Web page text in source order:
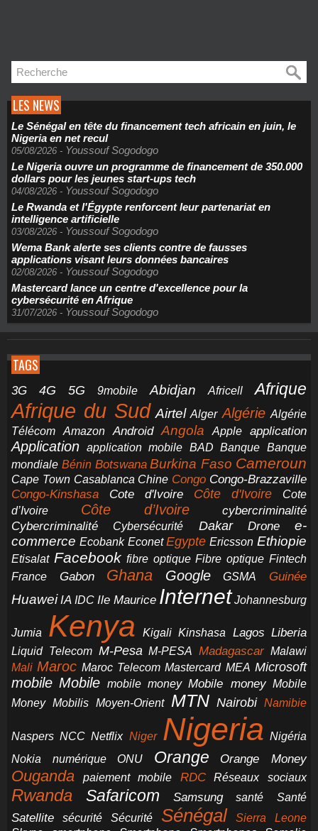
LES NEWS
Le Sénégal en tête du financement tech africain en juin, le
Nigeria en net recul
05/08/2026 - Youssouf Sogodogo
Le Nigeria ouvre un programme de financement de 350.000
dollars pour les jeunes start-ups tech
04/08/2026 - Youssouf Sogodogo
Le Rwanda et l'Égypte renforcent leur partenariat en
intelligence artificielle
03/08/2026 - Youssouf Sogodogo
Wema Bank alerte ses clients contre de fausses
applications visant leurs données bancaires
02/08/2026 - Youssouf Sogodogo
Mastercard lance un centre d'excellence pour la
cybersécurité en Afrique
31/07/2026 - Youssouf Sogodogo
TAGS
3G 4G 5G 9mobile Abidjan Africell Afrique
Afrique du Sud Airtel Alger Algérie Algérie
Télécom
Amazon Android Angola Apple application
Application application mobile BAD Banque Banque
mondiale Bénin Botswana Burkina Faso Cameroun
Cape Town Casablanca Chine Congo Congo-Brazzaville
Congo-Kinshasa Cote d'Ivoire Côte d'Ivoire
Cote
d’Ivoire
Côte d’Ivoire
cybercriminalité
Cybercriminalité
Cybersécurité Dakar Drone
e-
commerce Ecobank Econet Egypte Ericsson Ethiopie
Etisalat Facebook fibre optique Fibre optique Fintech
France
Gabon Ghana Google GSMA Guinée
Huawei IA IDC Ile Maurice Internet Johannesburg
Jumia Kenya Kigali Kinshasa Lagos Liberia
Liquid Telecom M-Pesa M-PESA Madagascar Malawi
Mali Maroc Maroc Telecom Mastercard MEA Microsoft
mobile Mobile mobile money Mobile money Mobile
Money Mobilis Moyen-Orient MTN Nairobi Namibie
Naspers NCC Netflix Niger Nigeria Nigéria
Nokia
numérique ONU Orange Orange Money
Ouganda paiement mobile RDC Réseaux sociaux
Rwanda Safaricom Samsung santé Santé
Satellite sécurité Sécurité Sénégal
Sierra Leone